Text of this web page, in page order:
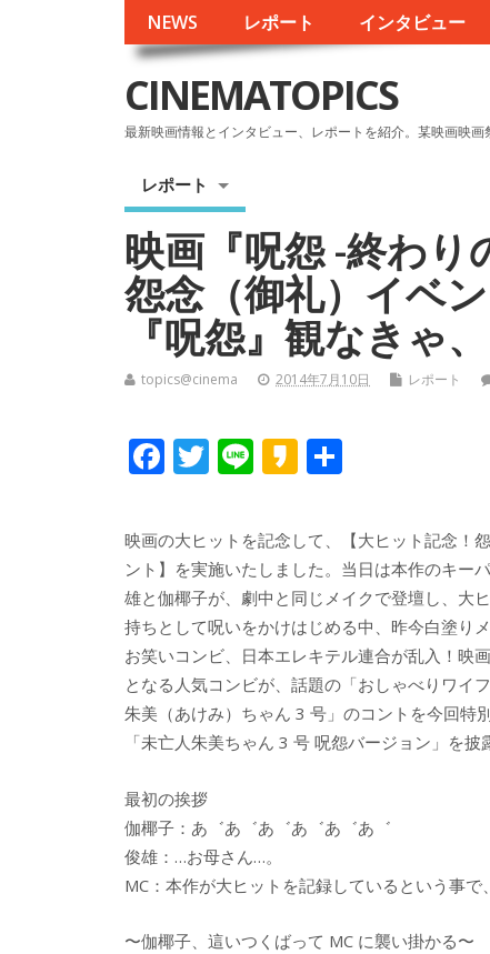
NEWS レポート インタビュー
CINEMATOPICS
最新映画情報とインタビュー、レポートを紹介。某映画映
レポート
映画『呪怨 -終わり
怨念（御礼）イベ
『呪怨』観なきゃ
topics@cinema 2014年7月10日 レポート
F
e
b
o
o
k
T
itt
er
Li
e
K
k
a
o
映画の大ヒットを記念して、【大ヒット記念！
ント】を実施いたしました。当日は本作のキー
雄と伽椰子が、劇中と同じメイクで登壇し、大
持ちとして呪いをかけはじめる中、昨今白塗り
お笑いコンビ、日本エレキテル連合が乱入！映
となる人気コンビが、話題の「おしゃべりワイ
朱美（あけみ）ちゃん 3 号」のコントを今回特
「未亡人朱美ちゃん 3 号 呪怨バージョン」を披
最初の挨拶
伽椰子：あ゛あ゛あ゛あ゛あ゛あ゛
俊雄：…お母さん…。
MC：本作が大ヒットを記録しているという事
〜伽椰子、這いつくばって MC に襲い掛かる〜